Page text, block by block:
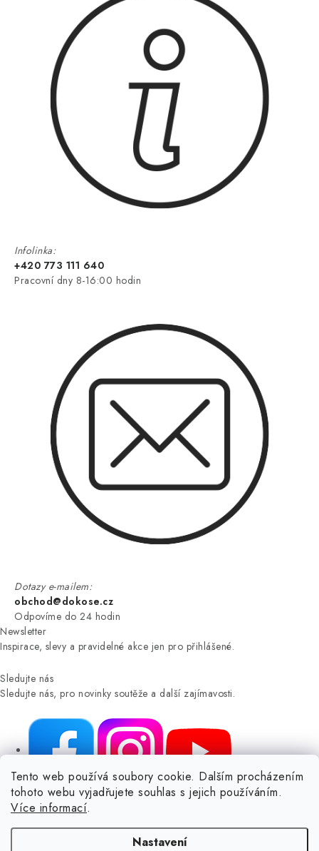
Tento web používá soubory cookie. Dalším procházením
tohoto webu vyjadřujete souhlas s jejich používáním.
Více informací.
Nastavení
Infolinka:
+420 773 111 640
Pracovní dny 8-16:00 hodin
Dotazy e-mailem:
obchod@dokose.cz
Odpovíme do 24 hodin
Newsletter
Inspirace, slevy a pravidelné akce jen pro přihlášené.
Sledujte nás
Sledujte nás, pro novinky soutěže a další zajímavosti.
NIKARO, s.r.o.
- Dokoše.cz, Veselka 48, 259 01 Olbramovice -
Votice, ČESKÁ REPUBLIKA
Podle zákona o evidenci tržeb je prodávající povinen vystavit